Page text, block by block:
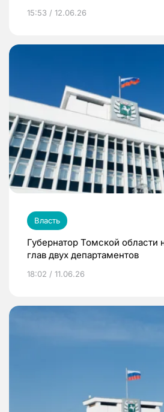
15:53 / 12.06.26
Власть
Губернатор Томской области
глав двух департаментов
18:02 / 11.06.26